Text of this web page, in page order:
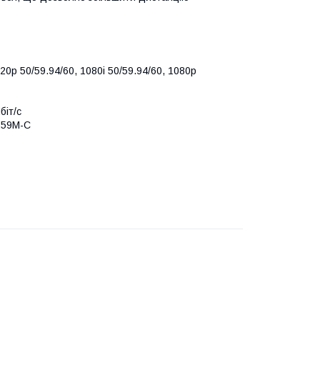
50/59.94/60, 1080i 50/59.94/60, 1080p
с
C